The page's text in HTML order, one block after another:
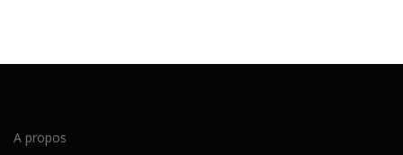
A propos